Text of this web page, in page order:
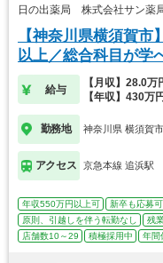
日の出薬局 株式会社サン薬
【神奈川県横須賀市
以上／総合科目が学
給与
【月収】28.0
【年収】430万
勤務地 神奈川県 横須賀市
アクセス 京急本線 追浜駅
年収550万円以上可 新卒も応募
原則、引越しを伴う転勤なし
残
店舗数10～29
積極採用中 年間